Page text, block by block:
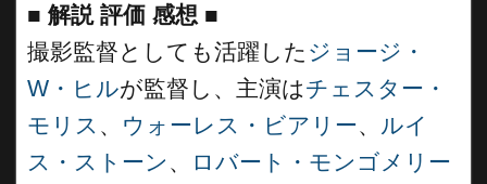
■ 解説 評価 感想 ■
撮影監督としても活躍した ジョージ・
W・ヒルが監督し、主演はチェスター・
モリス 、 ウォーレス・ビアリー、 ルイ
ス・ストーン 、
ロバート・モンゴメリー